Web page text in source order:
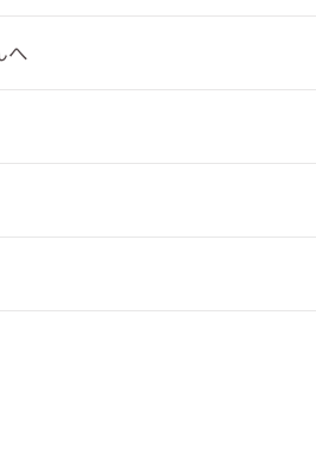
へ